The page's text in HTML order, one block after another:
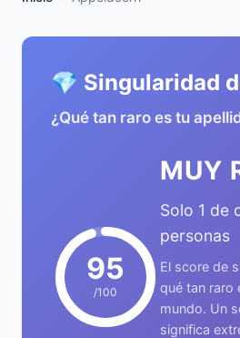
💎 Singularidad
¿Qué tan raro es tu
95
/100
MUY
Solo 1 de
personas
El score de
qué tan raro
mundo. Un
significa